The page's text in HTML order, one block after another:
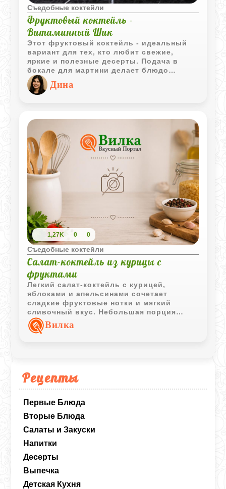
Рецепты
Первые Блюда
Вторые Блюда
Салаты и Закуски
Напитки
Десерты
Выпечка
Детская Кухня
Съедобные коктейли
Фруктовый коктейль -
Витаминный Шик
Этот фруктовый коктейль - идеальный
вариант для тех, кто любит свежие,
яркие и полезные десерты. Подача в
бокале для мартини делает блюдо
по‑настоящему праздничным, а сочетание
хрустящего яблока, сочных дынь,
сладкой клубники и рубиновых зёрен
фруктовый коктейль отлично подойдёт
для ужина, фуршета, романтического
вечера или летней вечеринки.
Дина
1,27K 0 0
Съедобные коктейли
Салат-коктейль из курицы с
фруктами
Легкий салат-коктейль с курицей,
яблоками и апельсинами сочетает
сладкие фруктовые нотки и мягкий
сливочный вкус. Небольшая порция
такой закуски отлично подойдет для
праздничной подачи.
Вилка